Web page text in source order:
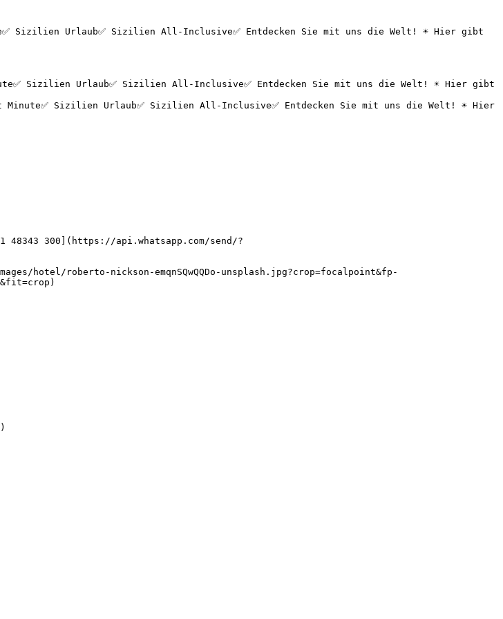
Sizilien Urlaub✅ Sizilien All-Inclusive✅ Entdecken Sie mit uns die Welt! ☀️ Hier gibt
48343 300](https://api.whatsapp.com/send/?
roberto-nickson-emqnSQwQQDo-unsplash.jpg?crop=focalpoint&fp-